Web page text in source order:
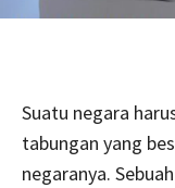
Suatu negara
tabungan yang
negaranya.